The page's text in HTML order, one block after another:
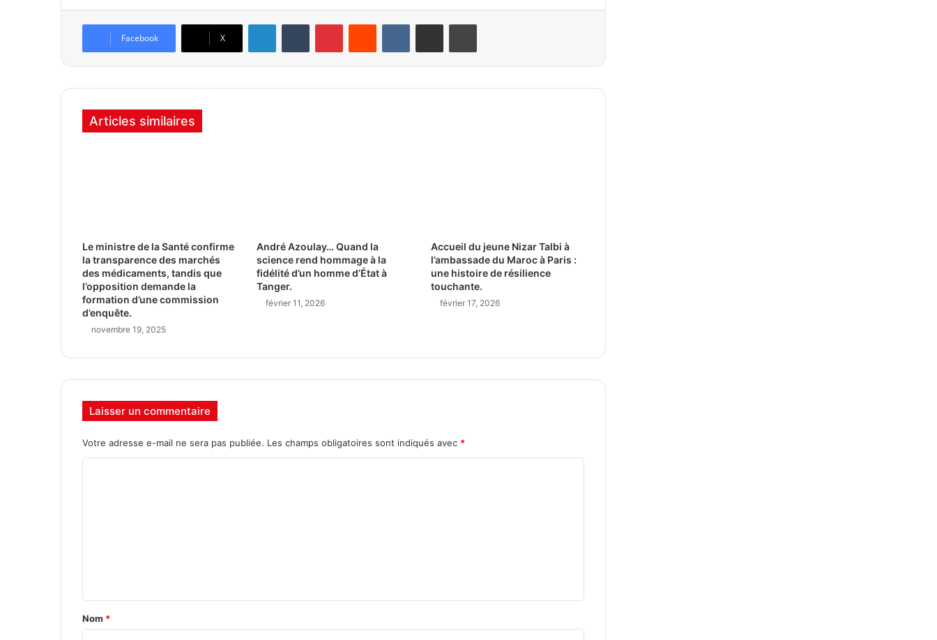
Facebook X
Articles similaires
Le ministre de la Santé confirme
la transparence des marchés
des médicaments, tandis que
l’opposition demande la
formation d’une commission
d’enquête.
novembre 19, 2025
André Azoulay… Quand la
science rend hommage à la
fidélité d’un homme d’État à
Tanger.
février 11, 2026
Accueil du jeune Nizar Talbi à
l’ambassade du Maroc à Paris :
une histoire de résilience
touchante.
février 17, 2026
Laisser un commentaire
Votre adresse e-mail ne sera pas publiée. Les champs obligatoires sont indiqués avec *
a
Nom *